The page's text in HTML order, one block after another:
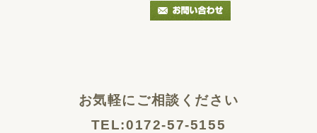
お気軽にご相談ください
TEL:0172-57-5155